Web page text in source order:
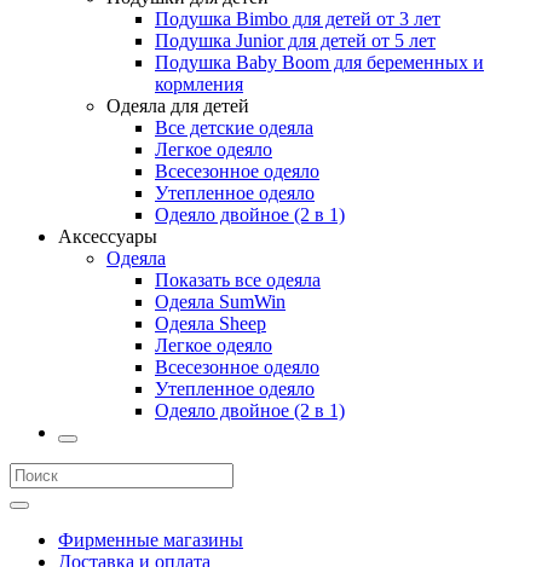
Подушка Bimbo для детей от 3 лет
Подушка Junior для детей от 5 лет
Подушка Baby Boom для беременных и
кормления
Одеяла для детей
Все детские одеяла
Легкое одеяло
Всесезонное одеяло
Утепленное одеяло
Одеяло двойное (2 в 1)
Аксессуары
Одеяла
Показать все одеяла
Одеяла SumWin
Одеяла Sheep
Легкое одеяло
Всесезонное одеяло
Утепленное одеяло
Одеяло двойное (2 в 1)
Фирменные магазины
Доставка и оплата